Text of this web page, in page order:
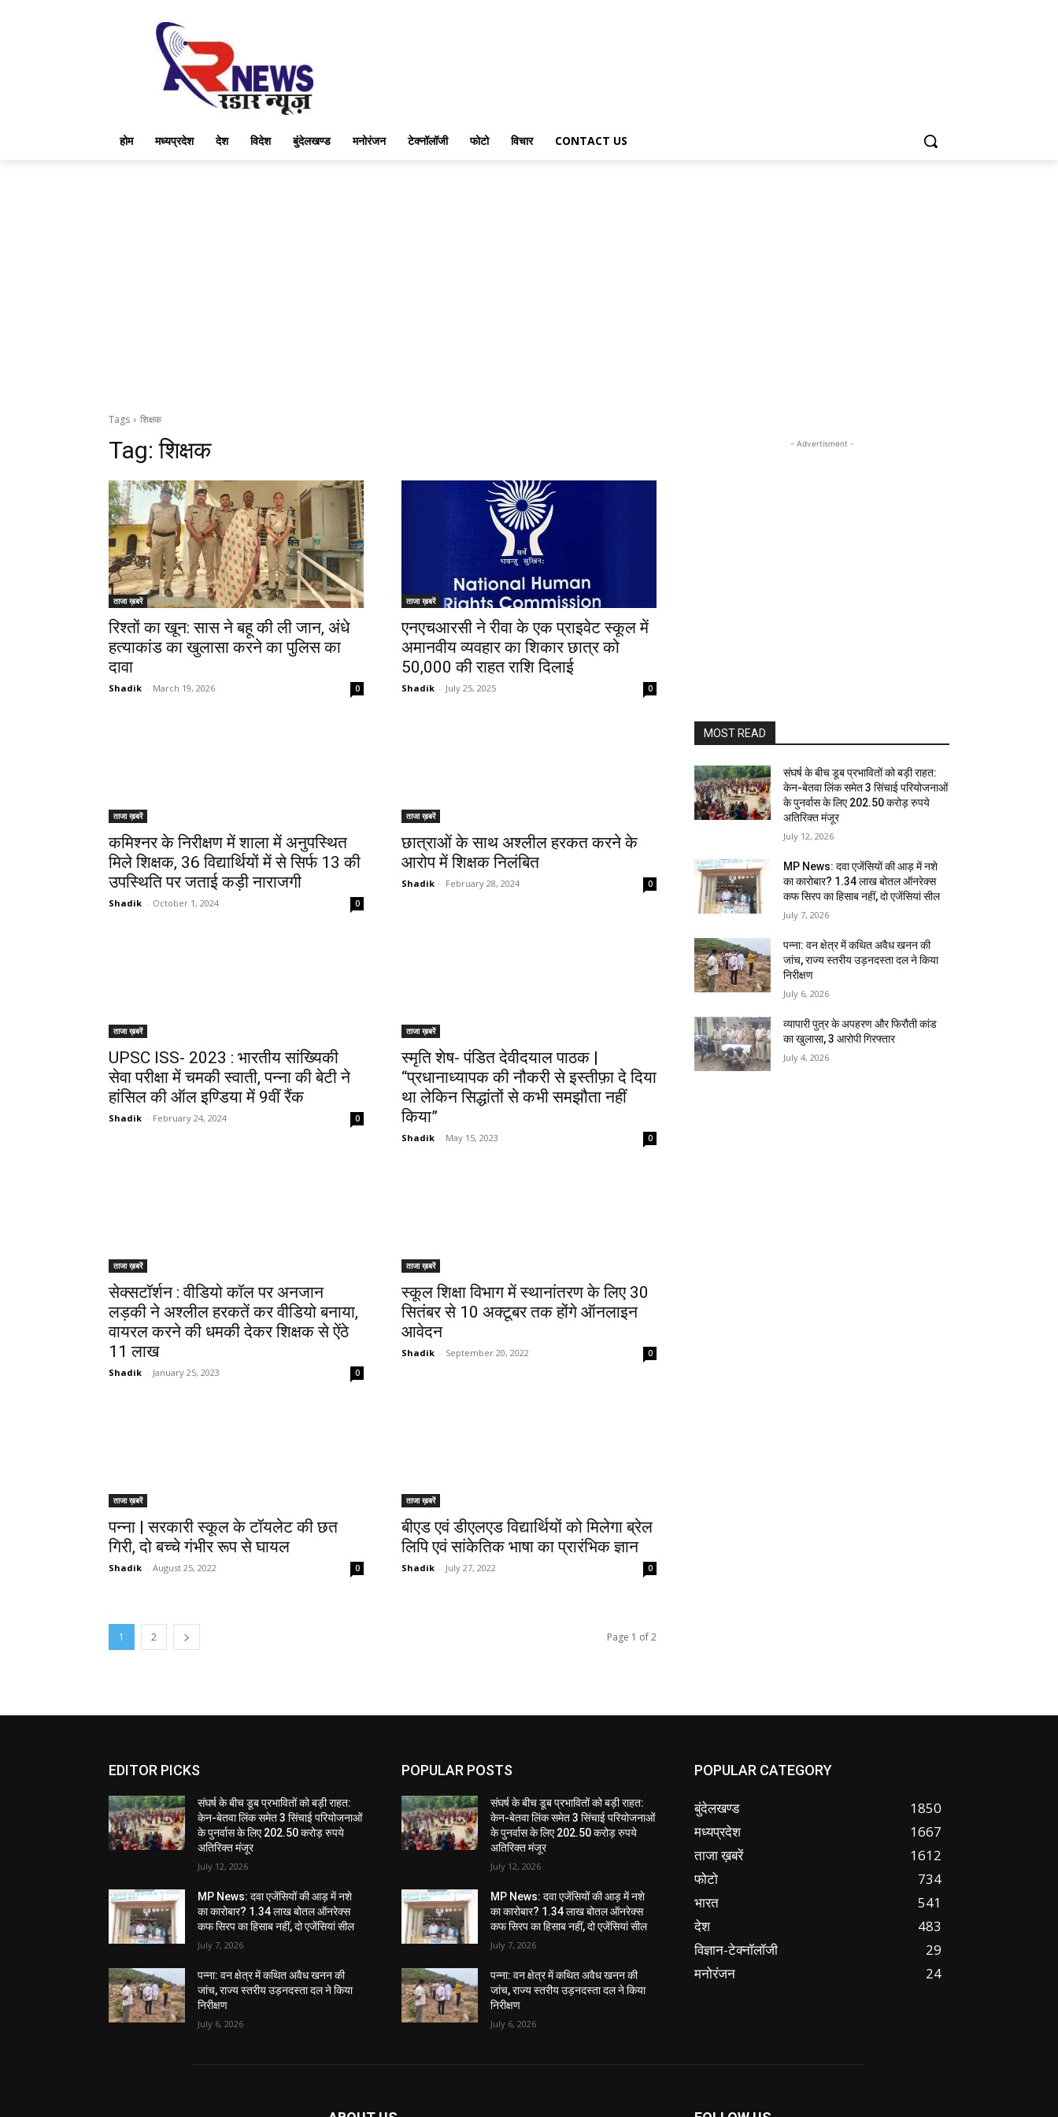
होम मध्यप्रदेश देश विदेश बुंदेलखण्ड मनोरंजन टेक्नॉलॉजी फोटो विचार CONTACT US
Tags शिक्षक
Tag:शिक्षक
ताजा ख़बरें
रिश्तों का खून: सास ने बहू की ली जान, अंधे
हत्याकांड का खुलासा करने का पुलिस का
दावा
Shadik - March 19, 2026 0
ताजा ख़बरें
एनएचआरसी ने रीवा के एक प्राइवेट स्कूल में
अमानवीय व्यवहार का शिकार छात्र को
50,000 की राहत राशि दिलाई
Shadik - July 25, 2025 0
ताजा ख़बरें
कमिश्नर के निरीक्षण में शाला में अनुपस्थित
मिले शिक्षक, 36 विद्यार्थियों में से सिर्फ 13 की
उपस्थिति पर जताई कड़ी नाराजगी
Shadik - October 1, 2024 0
ताजा ख़बरें
छात्राओं के साथ अश्लील हरकत करने के
आरोप में शिक्षक निलंबित
Shadik - February 28, 2024 0
ताजा ख़बरें
UPSC ISS- 2023 : भारतीय सांख्यिकी
सेवा परीक्षा में चमकी स्वाती, पन्ना की बेटी ने
हांसिल की ऑल इण्डिया में 9वीं रैंक
Shadik - February 24, 2024 0
ताजा ख़बरें
स्मृति शेष- पंडित देवीदयाल पाठक |
“प्रधानाध्यापक की नौकरी से इस्तीफ़ा दे दिया
था लेकिन सिद्धांतों से कभी समझौता नहीं
किया”
Shadik - May 15, 2023 0
ताजा ख़बरें
सेक्सटॉर्शन : वीडियो कॉल पर अनजान
लड़की ने अश्लील हरकतें कर वीडियो बनाया,
वायरल करने की धमकी देकर शिक्षक से ऐंठे
11 लाख
Shadik - January 25, 2023 0
ताजा ख़बरें
स्कूल शिक्षा विभाग में स्थानांतरण के लिए 30
सितंबर से 10 अक्टूबर तक होंगे ऑनलाइन
आवेदन
Shadik - September 20, 2022 0
ताजा ख़बरें
पन्ना | सरकारी स्कूल के टॉयलेट की छत
गिरी, दो बच्चे गंभीर रूप से घायल
Shadik - August 25, 2022 0
ताजा ख़बरें
बीएड एवं डीएलएड विद्यार्थियों को मिलेगा ब्रेल
लिपि एवं सांकेतिक भाषा का प्रारंभिक ज्ञान
Shadik - July 27, 2022 0
1 2 Page 1 of 2
- Advertisment -
MOST READ
संघर्ष के बीच डूब प्रभावितों को बड़ी राहत:
केन-बेतवा लिंक समेत 3 सिंचाई परियोजनाओं
के पुनर्वास के लिए 202.50 करोड़ रुपये
अतिरिक्त मंजूर
July 12, 2026
MP News: दवा एजेंसियों की आड़ में नशे
का कारोबार? 1.34 लाख बोतल ऑनरेक्स
कफ सिरप का हिसाब नहीं, दो एजेंसियां सील
July 7, 2026
पन्ना: वन क्षेत्र में कथित अवैध खनन की
जांच, राज्य स्तरीय उड़नदस्ता दल ने किया
निरीक्षण
July 6, 2026
व्यापारी पुत्र के अपहरण और फिरौती कांड
का खुलासा, 3 आरोपी गिरफ्तार
July 4, 2026
EDITOR PICKS
संघर्ष के बीच डूब प्रभावितों को बड़ी राहत:
केन-बेतवा लिंक समेत 3 सिंचाई परियोजनाओं
के पुनर्वास के लिए 202.50 करोड़ रुपये
अतिरिक्त मंजूर
July 12, 2026
MP News: दवा एजेंसियों की आड़ में नशे
का कारोबार? 1.34 लाख बोतल ऑनरेक्स
कफ सिरप का हिसाब नहीं, दो एजेंसियां सील
July 7, 2026
पन्ना: वन क्षेत्र में कथित अवैध खनन की
जांच, राज्य स्तरीय उड़नदस्ता दल ने किया
निरीक्षण
July 6, 2026
POPULAR POSTS
संघर्ष के बीच डूब प्रभावितों को बड़ी राहत:
केन-बेतवा लिंक समेत 3 सिंचाई परियोजनाओं
के पुनर्वास के लिए 202.50 करोड़ रुपये
अतिरिक्त मंजूर
July 12, 2026
MP News: दवा एजेंसियों की आड़ में नशे
का कारोबार? 1.34 लाख बोतल ऑनरेक्स
कफ सिरप का हिसाब नहीं, दो एजेंसियां सील
July 7, 2026
पन्ना: वन क्षेत्र में कथित अवैध खनन की
जांच, राज्य स्तरीय उड़नदस्ता दल ने किया
निरीक्षण
July 6, 2026
POPULAR CATEGORY
बुंदेलखण्ड
1850
मध्यप्रदेश
1667
ताजा ख़बरें
1612
फोटो
734
भारत
541
देश
483
विज्ञान-टेक्नॉलॉजी
29
मनोरंजन
24